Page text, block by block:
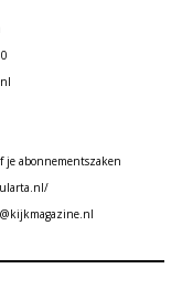
je abonnementszaken